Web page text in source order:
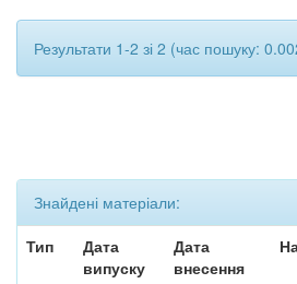
Результати 1-2 зі 2 (час пошуку:
Знайдені матеріали:
Тип
Дата
випуску
Дата
внесення